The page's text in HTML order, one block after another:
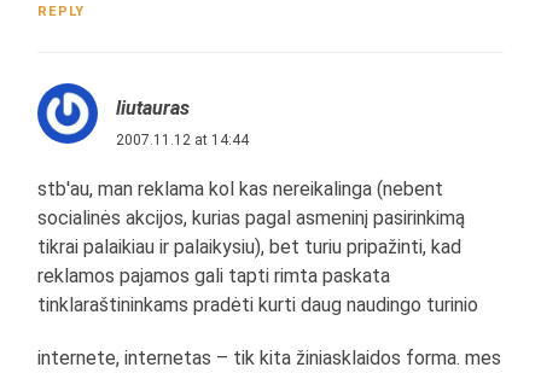
REPLY
liutauras
2007.11.12 at 14:44
stb'au, man reklama kol kas nereikalinga (nebent
socialinės akcijos, kurias pagal asmeninį pasirinkimą
tikrai palaikiau ir palaikysiu), bet turiu pripažinti, kad
reklamos pajamos gali tapti rimta paskata
tinklaraštininkams pradėti kurti daug naudingo turinio
internete, internetas – tik kita žiniasklaidos forma. mes